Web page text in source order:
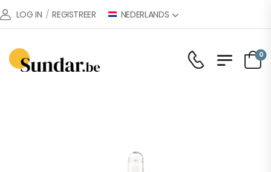
LOG IN / REGISTREER NEDERLANDS
0